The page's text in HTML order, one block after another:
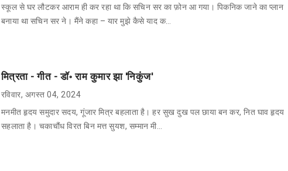
स्कूल से घर लौटकर आराम ही कर रहा था कि सचिन सर का फ़ोन आ गया। पिकनिक जाने का प्लान
बनाया था सचिन सर ने। मैंने कहा – यार मुझे कैसे याद क…
मित्रता - गीत - डॉ॰ राम कुमार झा 'निकुंज'
रविवार, अगस्त 04, 2024
मनमीत हृदय समुदार सदय, गूंजार मित्र बहलाता है। हर सुख दुख पल छाया बन कर, नित घाव हृदय
सहलाता है। चकाचौंध विरत बिन मत्त सुयश, सम्मान मी…